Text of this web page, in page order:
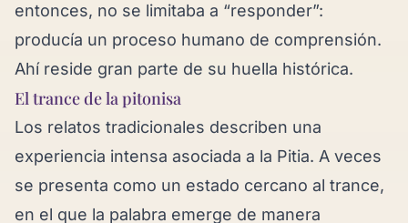
entonces, no se limitaba a “responder”:
producía un proceso humano de comprensión.
Ahí reside gran parte de su huella histórica.
El trance de la pitonisa
Los relatos tradicionales describen una
experiencia intensa asociada a la Pitia. A veces
se presenta como un estado cercano al trance,
en el que la palabra emerge de manera